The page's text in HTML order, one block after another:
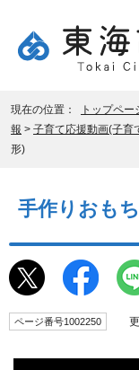
現在の位置： トップペー
報 > 子育て応援動画(子育
形)
手作りおも
ページ番号1002250 更